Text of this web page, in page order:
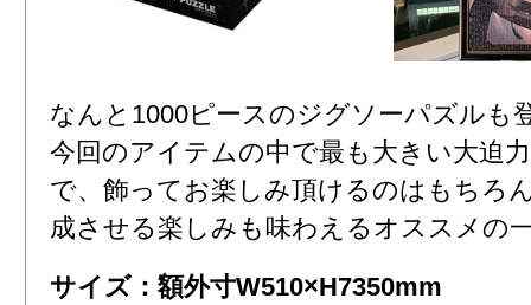
なんと1000ピースのジグソーパズルも
今回のアイテムの中で最も大きい大迫
で、飾ってお楽しみ頂けるのはもちろ
成させる楽しみも味わえるオススメの
サイズ：額外寸W510×H7350mm